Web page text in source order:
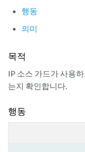
행동
의미
목적
IP 소스 가드가 사용
는지 확인합니다.
행동